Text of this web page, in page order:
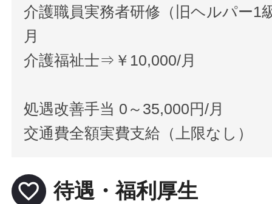
介護職員実務者研修（旧ヘルパー
月
介護福祉士⇒￥10,000/月
処遇改善手当 0～35,000円/月
交通費全額実費支給（上限なし）
favorite_border 待遇・福利厚生